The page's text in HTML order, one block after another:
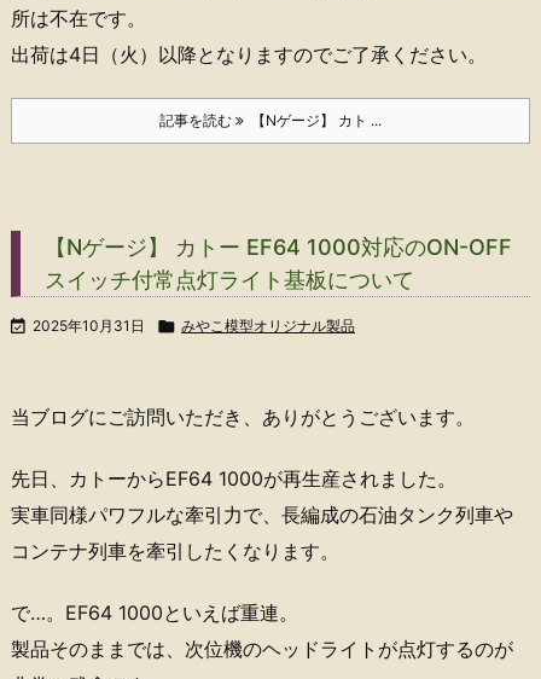
所は不在です。
出荷は4日（火）以降となりますのでご了承ください。
記事を読む 【Nゲージ】 カト ...
【Nゲージ】 カトー EF64 1000対応のON-OFF
スイッチ付常点灯ライト基板について
 2025年10月31日  みやこ模型オリジナル製品
当ブログにご訪問いただき、ありがとうございます。
先日、カトーからEF64 1000が再生産されました。
実車同様パワフルな牽引力で、長編成の石油タンク列車や
コンテナ列車を牽引したくなります。
で…。EF64 1000といえば重連。
製品そのままでは、次位機のヘッドライトが点灯するのが